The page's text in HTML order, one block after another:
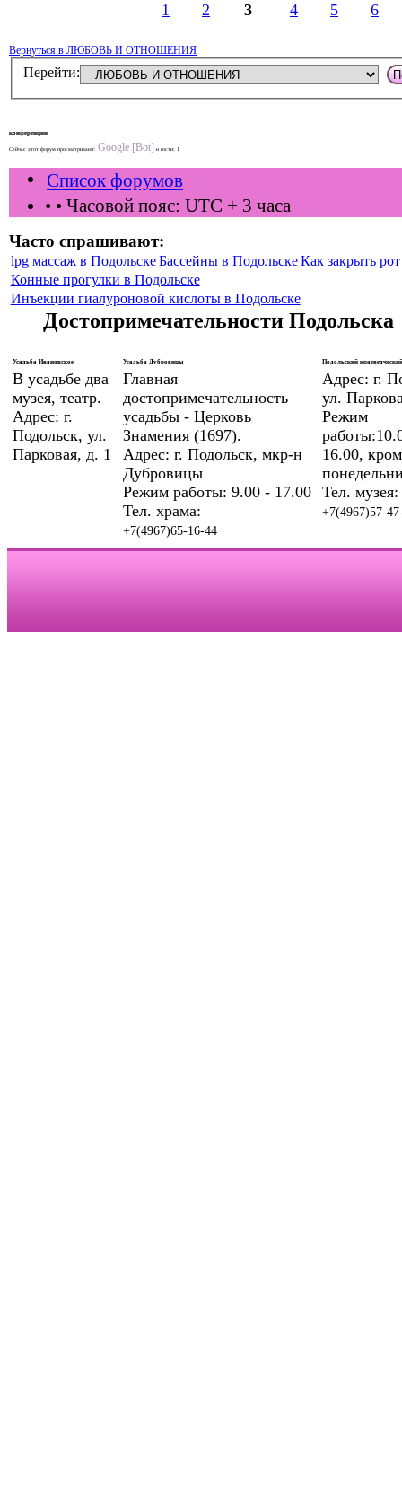
1 2 3 4 5 6
Вернуться в ЛЮБОВЬ И ОТНОШЕНИЯ
Перейти:
конференции
Сейчас этот форум просматривают: Google [Bot] и гости: 1
Список форумов
• • Часовой пояс: UTC + 3 часа
Часто спрашивают:
lpg массаж в Подольске Бассейны в ПодольскеКак закрыть
Конные прогулки в Подольске
Инъекции гиалуроновой кислоты в Подольске
Достопримечательности Подольска
Усадьба Ивановское
В усадьбе два
музея, театр.
Адрес: г.
Подольск, ул.
Парковая, д. 1
Усадьба Дубровицы
Главная
достопримечательность
усадьбы - Церковь
Знамения (1697).
Адрес: г. Подольск, мкр-н
Дубровицы
Режим работы: 9.00 - 17.00
Тел. храма:
+7(4967)65-16-44
Подольский
Адрес: г.
ул.
Режим
16.00,
Тел. музея:
+7(4967)57-